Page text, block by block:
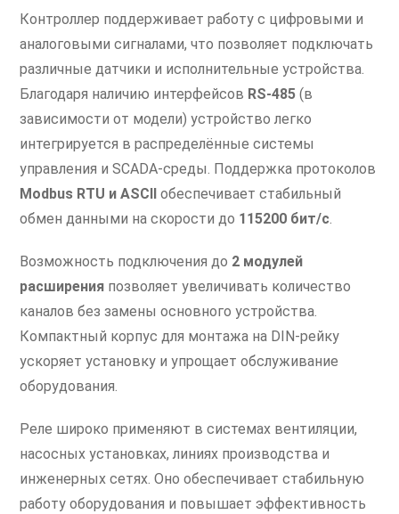
Контроллер поддерживает работу с цифровыми и
аналоговыми сигналами, что позволяет подключать
различные датчики и исполнительные устройства.
Благодаря наличию интерфейсов RS-485(в
зависимости от модели) устройство легко
интегрируется в распределённые системы
управления и SCADA-среды. Поддержка протоколов
Modbus RTU и ASCII обеспечивает стабильный
обмен данными на скорости до 115200 бит/с.
Возможность подключения до 2 модулей
расширения позволяет увеличивать количество
каналов без замены основного устройства.
Компактный корпус для монтажа на DIN-рейку
ускоряет установку и упрощает обслуживание
оборудования.
Реле широко применяют в системах вентиляции,
насосных установках, линиях производства и
инженерных сетях. Оно обеспечивает стабильную
работу оборудования и повышает эффективность